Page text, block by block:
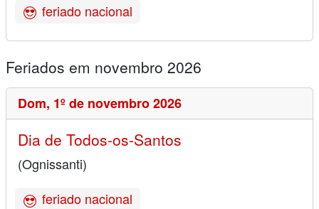
feriado nacional
Feriados em novembro 2026
Dom, 1º de novembro 2026
Dia de Todos-os-Santos
(Ognissanti)
feriado nacional